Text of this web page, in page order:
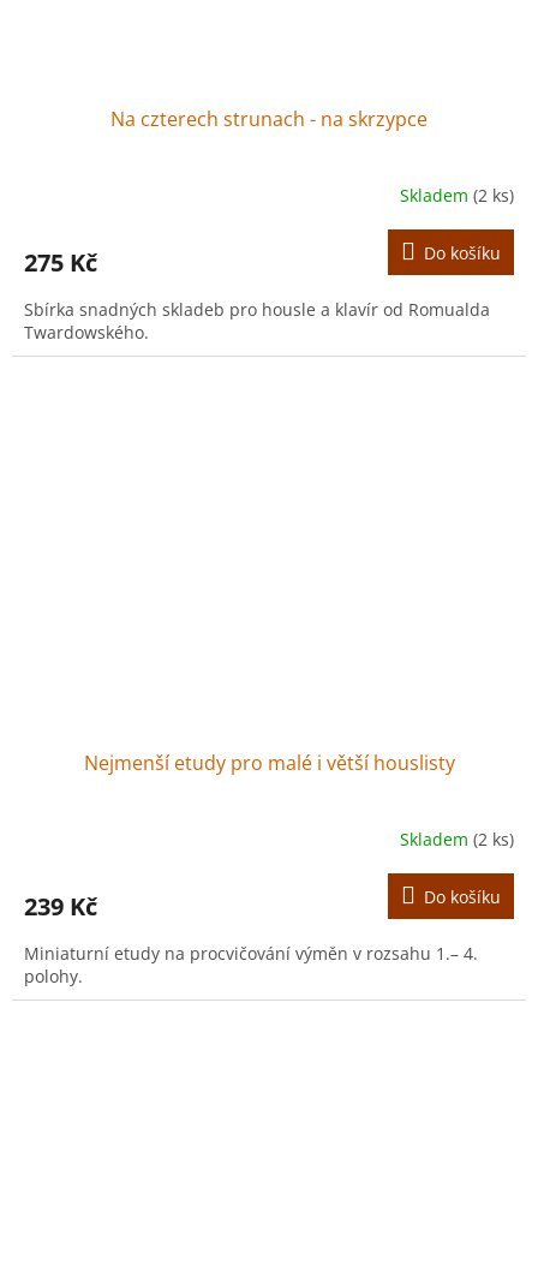
Na czterech strunach - na skrzypce
Skladem (2 ks)
275 Kč Do košíku
Sbírka snadných skladeb pro housle a klavír od Romualda
Twardowského.
Nejmenší etudy pro malé i větší houslisty
Skladem (2 ks)
239 Kč Do košíku
Miniaturní etudy na procvičování výměn v rozsahu 1.– 4.
polohy.